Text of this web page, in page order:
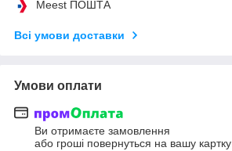
Meest ПОШТА
Всі умови доставки
Умови оплати
Ви отримаєте замовлення
або гроші повернуться на вашу картку